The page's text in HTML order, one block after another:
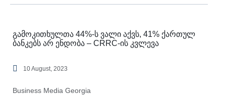
გამოკითხულთა 44%-ს ვალი აქვს, 41% ქართულ
ბანკებს არ ენდობა – CRRC-ის კვლევა
10 August, 2023
Business Media Georgia